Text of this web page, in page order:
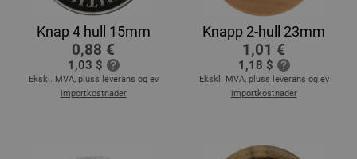
Knap 4 hull 15mm
0,88 €
1,03 $
Ekskl. MVA, pluss leverans og ev
importkostnader
Knapp 2-hull 23mm
1,01 €
1,18 $
Ekskl. MVA, pluss leverans og ev
importkostnader